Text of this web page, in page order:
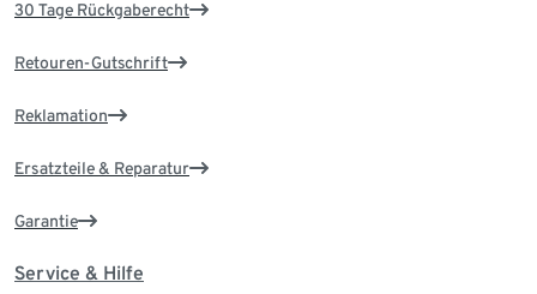
30 Tage Rückgaberecht
Retouren-Gutschrift
Reklamation
Ersatzteile & Reparatur
Garantie
Service & Hilfe